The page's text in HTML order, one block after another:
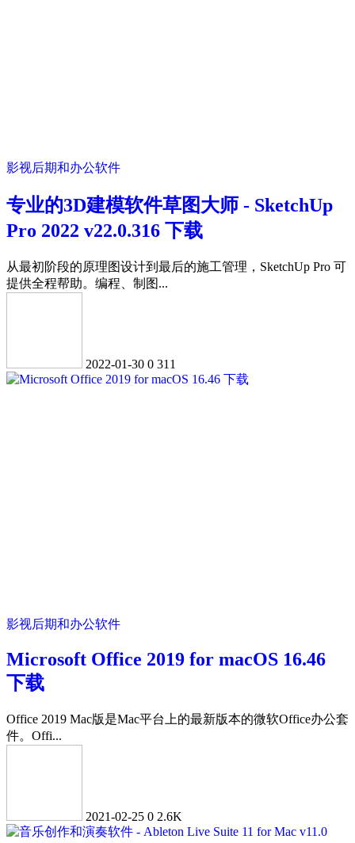
影视后期和办公软件
专业的3D建模软件草图大师 - SketchUp
Pro 2022 v22.0.316 下载
从最初阶段的原理图设计到最后的施工管理，SketchUp Pro 可
提供全程帮助。编程、制图...
2022-01-30 0 311
影视后期和办公软件
Microsoft Office 2019 for macOS 16.46
下载
Office 2019 Mac版是Mac平台上的最新版本的微软Office办公套
件。Offi...
2021-02-25 0 2.6K